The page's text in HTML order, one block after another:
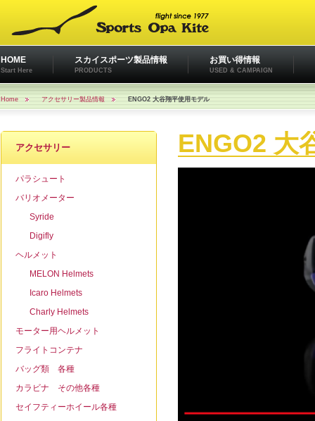
HOME
Start Here
スカイスポーツ製品情報
PRODUCTS
お買い得情報
USED & CAMPAIGN
Home アクセサリー製品情報 ENGO2 大谷翔平使用モデル
アクセサリー
パラシュート
バリオメーター
Syride
Digifly
ヘルメット
MELON Helmets
Icaro Helmets
Charly Helmets
モーター用ヘルメット
フライトコンテナ
バッグ類 各種
カラビナ その他各種
セイフティーホイール各種
ENGO2 大